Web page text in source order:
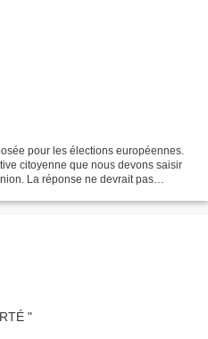
pour les élections européennes.
citoyenne que nous devons saisir
La réponse ne devrait pas